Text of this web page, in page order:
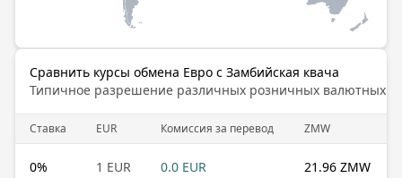
Сравнить курсы обмена Евро с Замбийская квача
Типичное разрешение различных розничных валютных
Cтавка EUR Комиссия за перевод ZMW
0% 1 EUR 0.0 EUR 21.96 ZMW